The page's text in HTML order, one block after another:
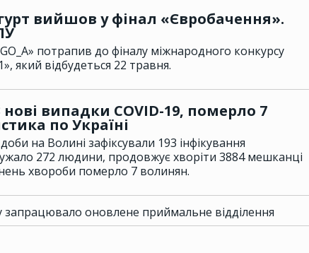
вийшов у фінал «Євробачення».
потрапив до фіналу міжнародного конкурсу
який відбудеться 22 травня.
нові випадки COVID-19, померло 7
по Україні
на Волині зафіксували 193 інфікування
272 людини, продовжує хворіти 3884 мешканці
хвороби померло 7 волинян.
оновлене приймальне відділення